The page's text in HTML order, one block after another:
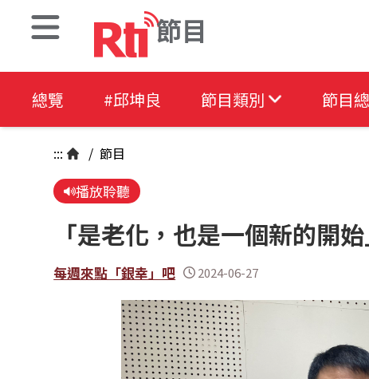
節目
總覽 #邱坤良 節目類別 節目
::: / 節目
播放聆聽
「是老化，也是一個新的開
每週來點「銀幸」吧 2024-06-27